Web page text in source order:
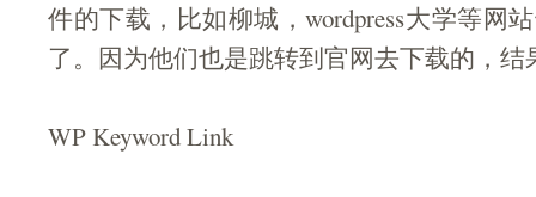
件的下载，比如柳城，wordpress大学等网
了。因为他们也是跳转到官网去下载的，结
WP Keyword Link